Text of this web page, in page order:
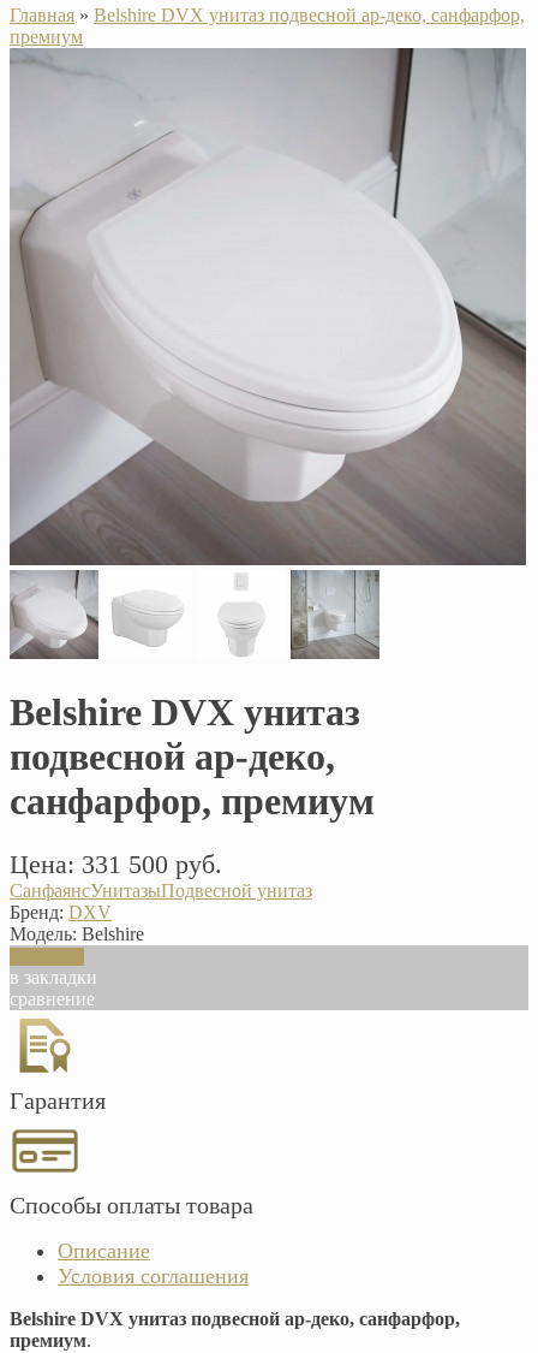
Главная » Belshire DVX унитаз подвесной ар-деко, санфарфор,
премиум
Belshire DVX унитаз
подвесной ар-деко,
санфарфор, премиум
Цена: 331 500 руб.
СанфаянсУнитазыПодвесной унитаз
Бренд: DXV
Модель: Belshire
в закладки
сравнение
Гарантия
Способы оплаты товара
Описание
Условия соглашения
Belshire DVX унитаз подвесной ар-деко, санфарфор,
премиум.